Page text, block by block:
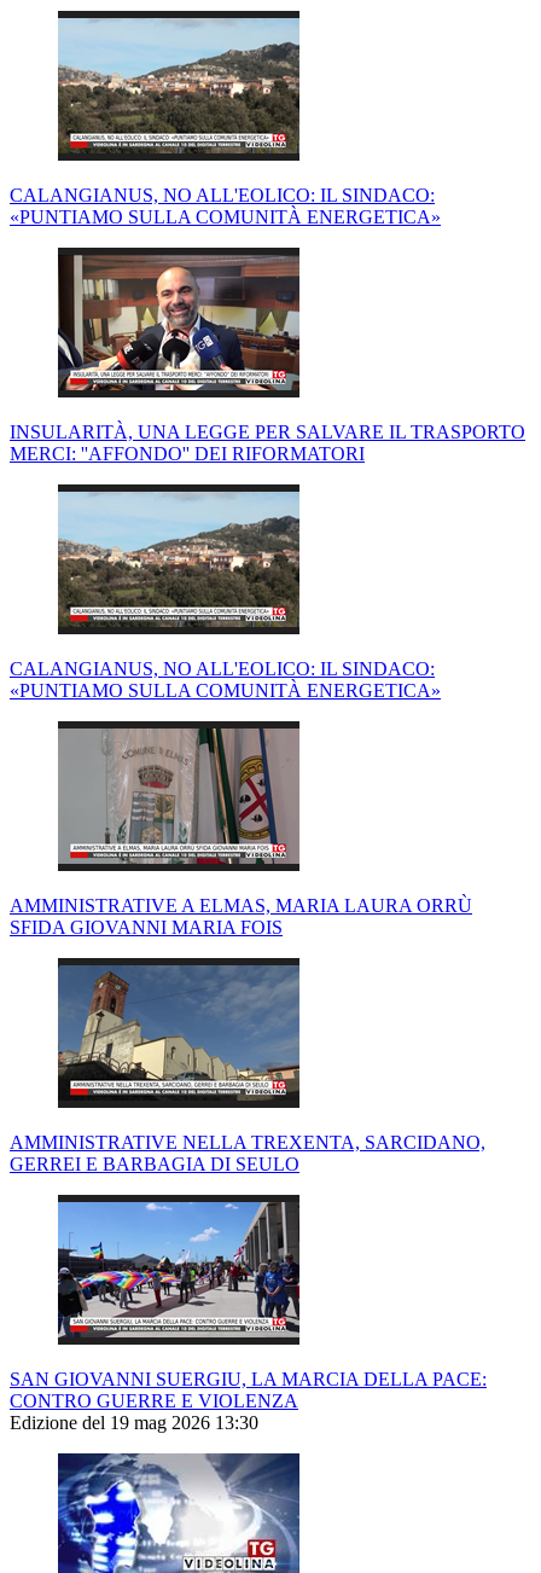
CALANGIANUS, NO ALL'EOLICO: IL SINDACO:
«PUNTIAMO SULLA COMUNITÀ ENERGETICA»
INSULARITÀ, UNA LEGGE PER SALVARE IL TRASPORTO
MERCI: ''AFFONDO'' DEI RIFORMATORI
CALANGIANUS, NO ALL'EOLICO: IL SINDACO:
«PUNTIAMO SULLA COMUNITÀ ENERGETICA»
AMMINISTRATIVE A ELMAS, MARIA LAURA ORRÙ
SFIDA GIOVANNI MARIA FOIS
AMMINISTRATIVE NELLA TREXENTA, SARCIDANO,
GERREI E BARBAGIA DI SEULO
SAN GIOVANNI SUERGIU, LA MARCIA DELLA PACE:
CONTRO GUERRE E VIOLENZA
Edizione del 19 mag 2026 13:30